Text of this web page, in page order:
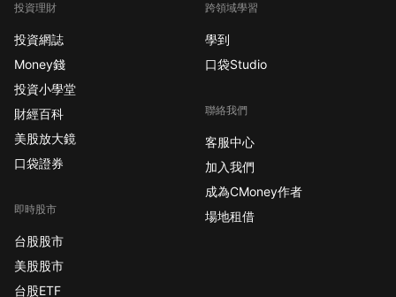
投資理財
投資網誌
Money錢
投資小學堂
財經百科
美股放大鏡
口袋證券
即時股市
台股股市
美股股市
台股ETF
跨領域學習
學到
口袋Studio
聯絡我們
客服中心
加入我們
成為CMoney作者
場地租借